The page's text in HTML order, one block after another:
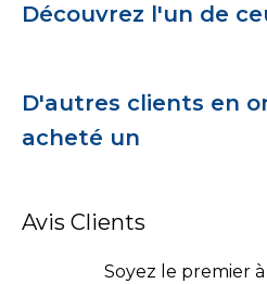
Découvrez l'un de
D'autres clients en
acheté un
Avis Clients
Soyez le premier